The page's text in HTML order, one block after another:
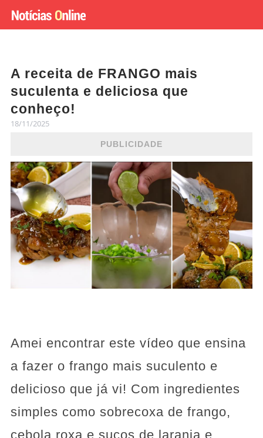
A receita de FRANGO mais
suculenta e deliciosa que
conheço!
18/11/2025
PUBLICIDADE
Amei encontrar este vídeo que ensina
a fazer o frango mais suculento e
delicioso que já vi! Com ingredientes
simples como sobrecoxa de frango,
cebola roxa e sucos de laranja e